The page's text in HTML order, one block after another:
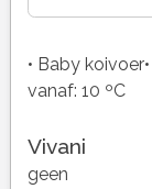
• Baby
vanaf: 10 ºC
Vivani
geen